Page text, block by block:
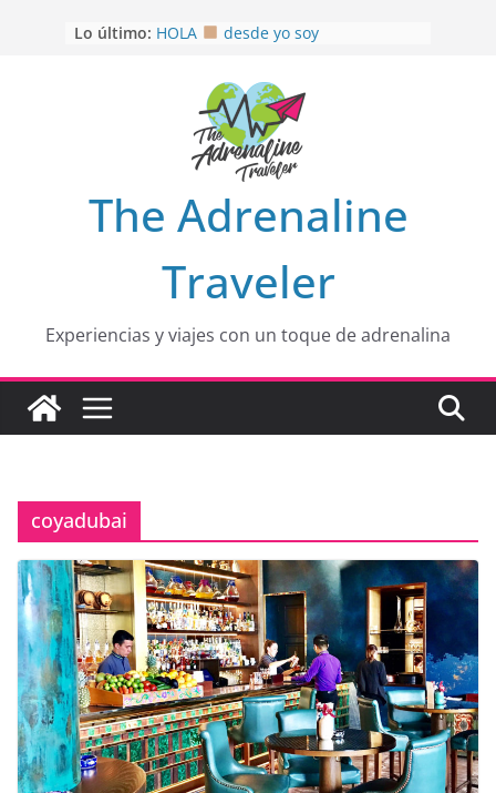
Lo último: HOLA
desde yo soy
EL SENDERO DEL CACAO: Excelente
opción
HOSPEDAJE AL NATURALSHH !!
OTRA PERSPECTIVA de RÍO EL
MULITO!
The Adrenaline
Traveler
Experiencias y viajes con un toque de adrenalina
coyadubai